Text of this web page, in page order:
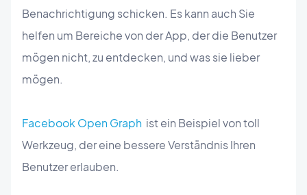
Benachrichtigung schicken. Es kann auch Sie
helfen um Bereiche von der App, der die Benutzer
mögen nicht, zu entdecken, und was sie lieber
mögen.
Facebook Open Graph ist ein Beispiel von toll
Werkzeug, der eine bessere Verständnis Ihren
Benutzer erlauben.